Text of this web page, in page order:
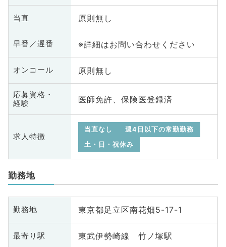
当直 原則無し
早番／遅番 ※詳細はお問い合わせください
オンコール 原則無し
応募資格・
経験
医師免許、保険医登録済
求人特徴
当直なし
週4日以下の常勤勤務
土・日・祝休み
勤務地
勤務地 東京都足立区南花畑5-17-1
最寄り駅 東武伊勢崎線 竹ノ塚駅